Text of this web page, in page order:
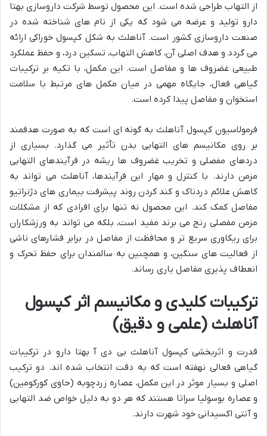
از التهاب طراحی شده است. این محصول توسط شرکت داروسازی بهتا
دارو تولید و عرضه می شود که یکی از نام های شناخته شده در
صنعت داروسازی کشور است. آناهلث به شکل کپسول خوراکی ارائه
می گردد و هدف اصلی آن، کاهش التهاب، تسکین درد، و حفظ عملکرد
طبیعی غضروف ها و مفاصل است. این مکمل، با تکیه بر ترکیبات
گیاهی فعال، جایگاه مهمی در میان مکمل های مرتبط با سلامت
استخوان و مفاصل پیدا کرده است.
فرمولاسیون کپسول آناهلث به گونه ای است که به صورت هدفمند
بر روی مکانیسم های التهابی بدن تأثیر می گذارد. بسیاری از
دردهای مفصلی و تخریب غضروف ها ریشه در فرآیندهای التهابی
مزمن دارند. با کنترل و مهار این فرآیندها، آناهلث می تواند به
کاهش علائم دردناک و کند کردن روند پیشرفت بیماری های دژنراتیو
مفاصل کمک کند. این محصول نه تنها برای افرادی که از مشکلات
مزمن مفصلی رنج می برند مفید است، بلکه می تواند به ورزشکاران
برای ریکاوری سریع تر و محافظت از مفاصل در برابر فشارهای ناشی
از فعالیت های سنگین، و همچنین به سالمندان برای حفظ تحرک و
انعطاف پذیری مفاصل یاری رساند.
ترکیبات کلیدی و مکانیسم اثر کپسول
آناهلث (علمی و دقیق)
قدرت و اثربخشی کپسول آناهلث بی دی آ بهتا دارو در ترکیبات
گیاهی فعالی نهفته است که به دقت انتخاب شده اند. دو ترکیب
اصلی و بسیار موثر در این مکمل، عصاره زردچوبه (حاوی کورکومین)
و عصاره بوسولیا سراتا هستند که هر دو به دلیل خواص ضد التهابی
و آنتی اکسیدانی خود شهرت دارند.